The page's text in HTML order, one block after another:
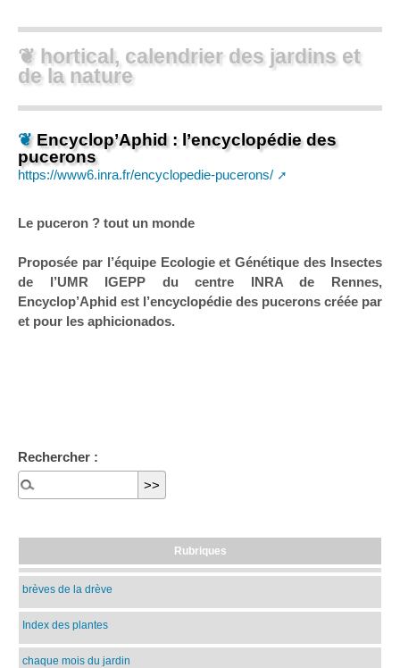
❦ hortical, calendrier des jardins et
de la nature
❦ Encyclop’Aphid : l’encyclopédie des
pucerons
https://www6.inra.fr/encyclopedie-pucerons/
Le puceron ? tout un monde
Proposée par l’équipe Ecologie et Génétique des Insectes
de l’UMR IGEPP du centre INRA de Rennes,
Encyclop’Aphid est l’encyclopédie des pucerons créée par
et pour les aphicionados.
Rechercher :
Rubriques
brèves de la drève
Index des plantes
chaque mois du jardin